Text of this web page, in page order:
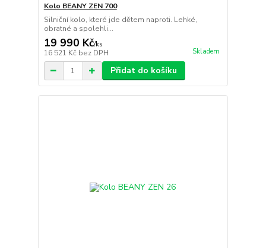
Kolo BEANY ZEN 700
Silniční kolo, které jde dětem naproti. Lehké,
obratné a spolehli...
19 990 Kč/ks
16 521 Kč bez DPH Skladem
Přidat do košíku